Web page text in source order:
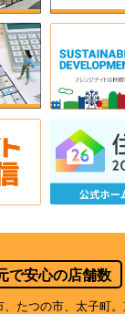
で安心の店舗数
たつの市、太子町